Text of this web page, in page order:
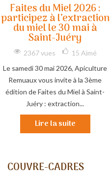
COUVRE-CADRES
Faites du Miel 2026 :
participez à l’extraction
du miel le 30 mai à
Saint-Juéry
2367 vues 15 Aimé
Le samedi 30 mai 2026, Apiculture
Remuaux vous invite à la 3ème
édition de Faites du Miel à Saint-
Juéry : extraction...
Lire la suite